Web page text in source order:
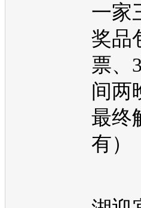
一家
奖品
票、
间两
最终
有）
据